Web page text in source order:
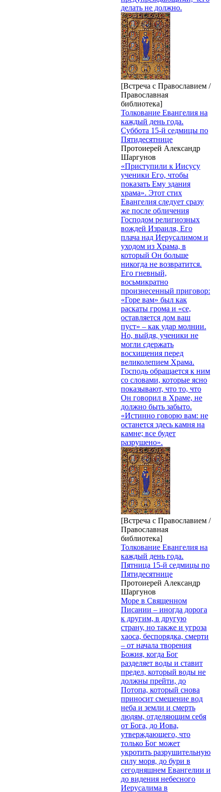
делать не должно.
[Встреча с Православием /
Православная
библиотека]
Толкование Евангелия на
каждый день года.
Суббота 15-й седмицы по
Пятидесятнице
Протоиерей Александр
Шаргунов
«Приступили к Иисусу
ученики Его, чтобы
показать Ему здания
храма». Этот стих
Евангелия следует сразу
же после обличения
Господом религиозных
вождей Израиля, Его
плача над Иерусалимом и
уходом из Храма, в
который Он больше
никогда не возвратится.
Его гневный,
восьмикратно
произнесенный приговор:
«Горе вам» был как
раскаты грома и «се,
оставляется дом ваш
пуст» – как удар молнии.
Но, выйдя, ученики не
могли сдержать
восхищения перед
великолепием Храма.
Господь обращается к ним
со словами, которые ясно
показывают, что то, что
Он говорил в Храме, не
должно быть забыто.
«Истинно говорю вам: не
останется здесь камня на
камне; все будет
разрушено».
[Встреча с Православием /
Православная
библиотека]
Толкование Евангелия на
каждый день года.
Пятница 15-й седмицы по
Пятидесятнице
Протоиерей Александр
Шаргунов
Море в Священном
Писании – иногда дорога
к другим, в другую
страну, но также и угроза
хаоса, беспорядка, смерти
– от начала творения
Божия, когда Бог
разделяет воды и ставит
предел, который воды не
должны прейти, до
Потопа, который снова
приносит смешение вод
неба и земли и смерть
людям, отделяющим себя
от Бога, до Иова,
утверждающего, что
только Бог может
укротить разрушительную
силу моря, до бури в
сегодняшнем Евангелии и
до видения небесного
Иерусалима в